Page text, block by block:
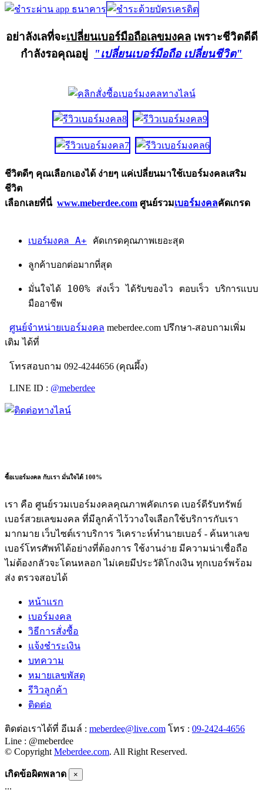
อย่าลังเลที่จะเปลี่ยนเบอร์มือถือเลขมงคลเพราะชีวิตดีดี
กำลังรอคุณอยู่
"เปลี่ยนเบอร์มือถือ เปลี่ยนชีวิต"
ชีวิตดีๆ คุณเลือกเองได้ ง่ายๆ แค่เปลี่ยนมาใช้เบอร์มงคลเสริม
ชีวิต
เลือกเลยที่นี่ www.meberdee.com ศูนย์รวมเบอร์มงคลคัดเกรด
เบอร์มงคล A+ คัดเกรดคุณภาพเยอะสุด
ลูกค้าบอกต่อมากที่สุด
มั่นใจได้ 100% ส่งเร็ว ได้รับของไว ตอบเร็ว บริการแบบ
มืออาชีพ
ศูนย์จำหน่ายเบอร์มงคล meberdee.com ปรึกษา-สอบถามเพิ่ม
เติม ได้ที่
โทรสอบถาม 092-4244656 (คุณผึ้ง)
LINE ID : @meberdee
ซื้อเบอร์มงคล กับเรา มั่นใจได้ 100%
เรา คือ ศูนย์รวมเบอร์มงคลคุณภาพคัดเกรด เบอร์ดีรับทรัพย์
เบอร์สวยเลขมงคล ที่มีลูกค้าไว้วางใจเลือกใช้บริการกับเรา
มากมาย เว็บไซต์เราบริการ วิเคราะห์ทำนายเบอร์ - ค้นหาเลข
เบอร์โทรศัพท์ได้อย่างที่ต้องการ ใช้งานง่าย มีความน่าเชื่อถือ
ไม่ต้องกลัวจะโดนหลอก ไม่เคยมีประวัติโกงเงิน ทุกเบอร์พร้อม
ส่ง ตรวจสอบได้
หน้าแรก
เบอร์มงคล
วิธีการสั่งซื้อ
แจ้งชำระเงิน
บทความ
หมายเลขพัสดุ
รีวิวลูกค้า
ติดต่อ
ติดต่อเราได้ที่ อีเมล์ : meberdee@live.com โทร : 09-2424-4656
Line : @meberdee
© Copyright Meberdee.com. All Right Reserved.
เกิดข้อผิดพลาด ×
...